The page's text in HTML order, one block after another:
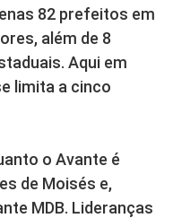
82 prefeitos em
além de 8
Aqui em
limita a cinco
o Avante é
de Moisés e,
MDB. Lideranças